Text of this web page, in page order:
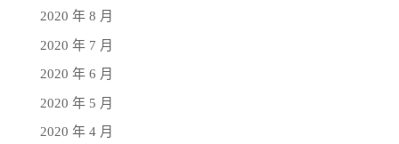
2020 年 8 月
2020 年 7 月
2020 年 6 月
2020 年 5 月
2020 年 4 月